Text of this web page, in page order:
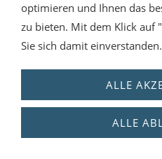
gesetzliche Unfallversicherung
Copyright 07.01.2001 - Flur-
- Ausbildung
berufsgenossenschaftlichen
Wir sind seit 2001 sehr
optimieren und Ihnen das
zu bieten. Mit dem Klick auf
Sie sich damit einverstanden.
ALLE
ALLE